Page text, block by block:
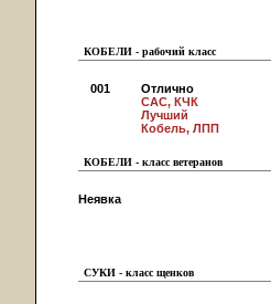
КОБЕЛИ - рабочий класс
001
Отлично
CAC, КЧК
Лучший
Кобель, ЛПП
КОБЕЛИ - класс ветеранов
Неявка
СУКИ - класс щенков